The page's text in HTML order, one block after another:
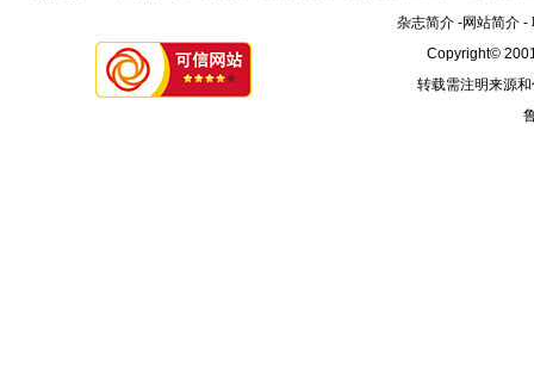
杂志简介-网站简介-
Copyright©
转载需注明来源